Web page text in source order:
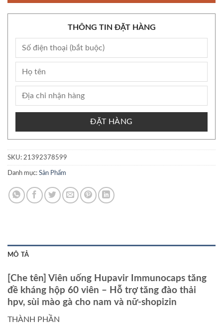
THÔNG TIN ĐẶT HÀNG
ĐẶT HÀNG
SKU: 21392378599
Danh mục: Sản Phẩm
MÔ TẢ
[Che tên] Viên uống Hupavir Immunocaps tăng
đề kháng hộp 60 viên – Hỗ trợ tăng đào thải
hpv, sùi mào gà cho nam và nữ-shopizin
THÀNH PHẦN